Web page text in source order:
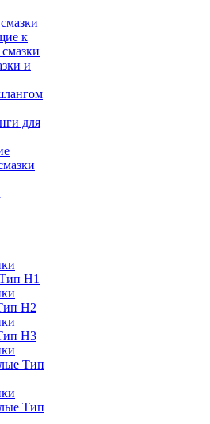
к
и
для
H1
H2
H3
Тип
Тип